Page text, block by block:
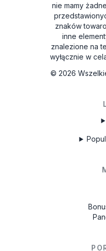
nie mamy
znaków
inne
znalezione na
wyłącznie w
© 2026